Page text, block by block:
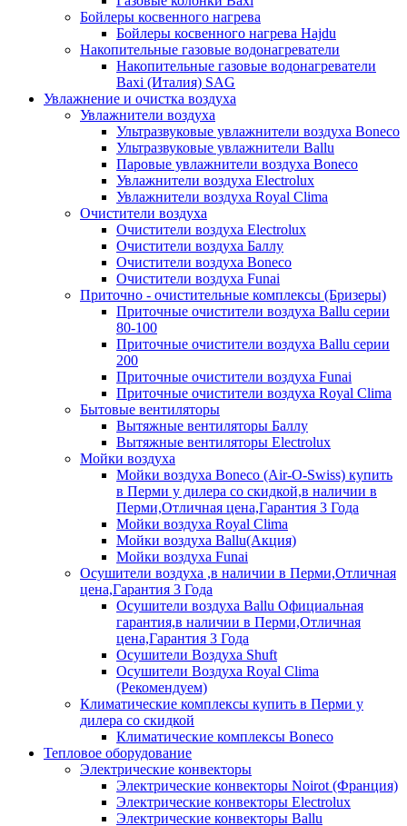
Бойлеры косвенного нагрева
Бойлеры косвенного нагрева Hajdu
Накопительные газовые водонагреватели
Накопительные газовые водонагреватели
Baxi (Италия) SAG
Увлажнение и очистка воздуха
Увлажнители воздуха
Ультразвуковые увлажнители воздуха Boneco
Ультразвуковые увлажнители Ballu
Паровые увлажнители воздуха Boneco
Увлажнители воздуха Electrolux
Увлажнители воздуха Royal Clima
Очистители воздуха
Очистители воздуха Electrolux
Очистители воздуха Баллу
Очистители воздуха Boneco
Очистители воздуха Funai
Приточно - очистительные комплексы (Бризеры)
Приточные очистители воздуха Ballu серии
80-100
Приточные очистители воздуха Ballu серии
200
Приточные очистители воздуха Funai
Приточные очистители воздуха Royal Clima
Бытовые вентиляторы
Вытяжные вентиляторы Баллу
Вытяжные вентиляторы Electrolux
Мойки воздуха
Мойки воздуха Boneco (Air-O-Swiss) купить
в Перми у дилера со скидкой,в наличии в
Перми,Отличная цена,Гарантия 3 Года
Мойки воздуха Royal Clima
Мойки воздуха Ballu(Акция)
Мойки воздуха Funai
Осушители воздуха ,в наличии в Перми,Отличная
цена,Гарантия 3 Года
Осушители воздуха Ballu Официальная
гарантия,в наличии в Перми,Отличная
цена,Гарантия 3 Года
Осушители Воздуха Shuft
Осушители Воздуха Royal Clima
(Рекомендуем)
Климатические комплексы купить в Перми у
дилера со скидкой
Климатические комплексы Boneсo
Тепловое оборудование
Электрические конвекторы
Электрические конвекторы Noirot (Франция)
Электрические конвекторы Electrolux
Электрические конвекторы Ballu